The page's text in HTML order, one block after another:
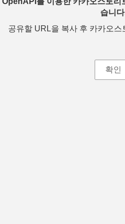
습니
공유할 URL을 복사 후 카카오
확인